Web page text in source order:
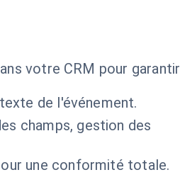
votre CRM pour garantir
de l'événement.
champs, gestion des
une conformité totale.